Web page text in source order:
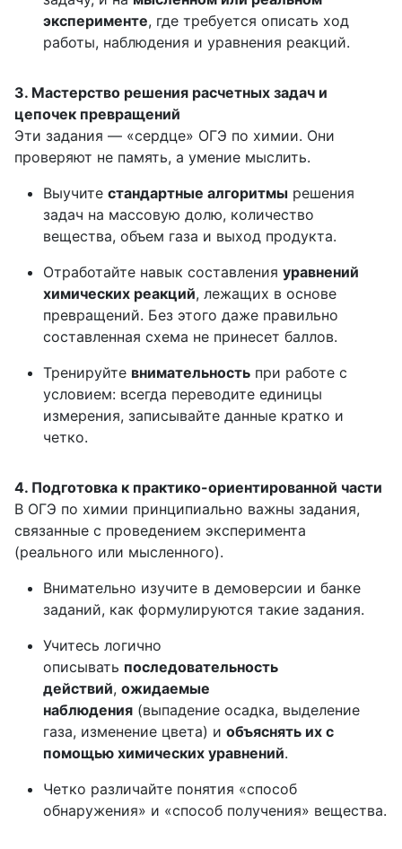
эксперименте, где требуется описать ход
работы, наблюдения и уравнения реакций.
3. Мастерство решения расчетных задач и
цепочек превращений
Эти задания — «сердце» ОГЭ по химии. Они
проверяют не память, а умение мыслить.
Выучите стандартные алгоритмы решения
задач на массовую долю, количество
вещества, объем газа и выход продукта.
Отработайте навык составления уравнений
химических реакций, лежащих в основе
превращений. Без этого даже правильно
составленная схема не принесет баллов.
Тренируйте внимательность при работе с
условием: всегда переводите единицы
измерения, записывайте данные кратко и
четко.
4. Подготовка к практико-ориентированной части
В ОГЭ по химии принципиально важны задания,
связанные с проведением эксперимента
(реального или мысленного).
Внимательно изучите в демоверсии и банке
заданий, как формулируются такие задания.
Учитесь логично
описывать последовательность
действий, ожидаемые
наблюдения (выпадение осадка, выделение
газа, изменение цвета) и объяснять их с
помощью химических уравнений.
Четко различайте понятия «способ
обнаружения» и «способ получения» вещества.